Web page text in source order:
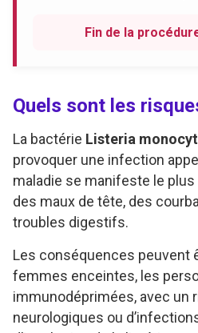
Fin de la
Quels sont les
La bactérie Listeria
provoquer une infection
maladie se manifeste le
des maux de tête, des
troubles digestifs.
Les conséquences peuvent
femmes enceintes, les
immunodéprimées, avec un
neurologiques ou